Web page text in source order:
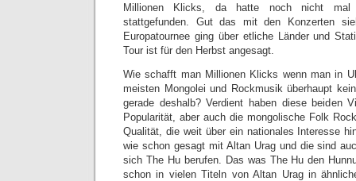
Millionen Klicks, da hatte noch nicht mal
stattgefunden. Gut das mit den Konzerten
Europatournee ging über etliche Länder und
Tour ist für den Herbst angesagt.
Wie schafft man Millionen Klicks wenn man in
meisten Mongolei und Rockmusik überhaupt
gerade deshalb? Verdient haben diese beiden
Popularität, aber auch die mongolische Folk
Qualität, die weit über ein nationales Interesse
wie schon gesagt mit Altan Urag und die sind
sich The Hu berufen. Das was The Hu den
schon in vielen Titeln von Altan Urag in